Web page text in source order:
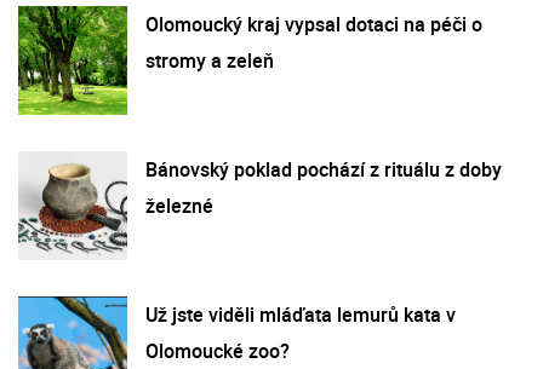
Olomoucký kraj vypsal dotaci na péči o
stromy a zeleň
Bánovský poklad pochází z rituálu z doby
železné
Už jste viděli mláďata lemurů kata v
Olomoucké zoo?